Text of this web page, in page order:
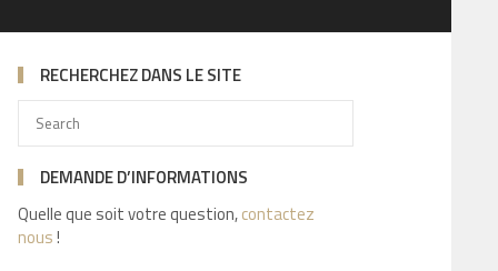
RECHERCHEZ DANS LE SITE
DEMANDE D’INFORMATIONS
Quelle que soit votre question,contactez
nous!